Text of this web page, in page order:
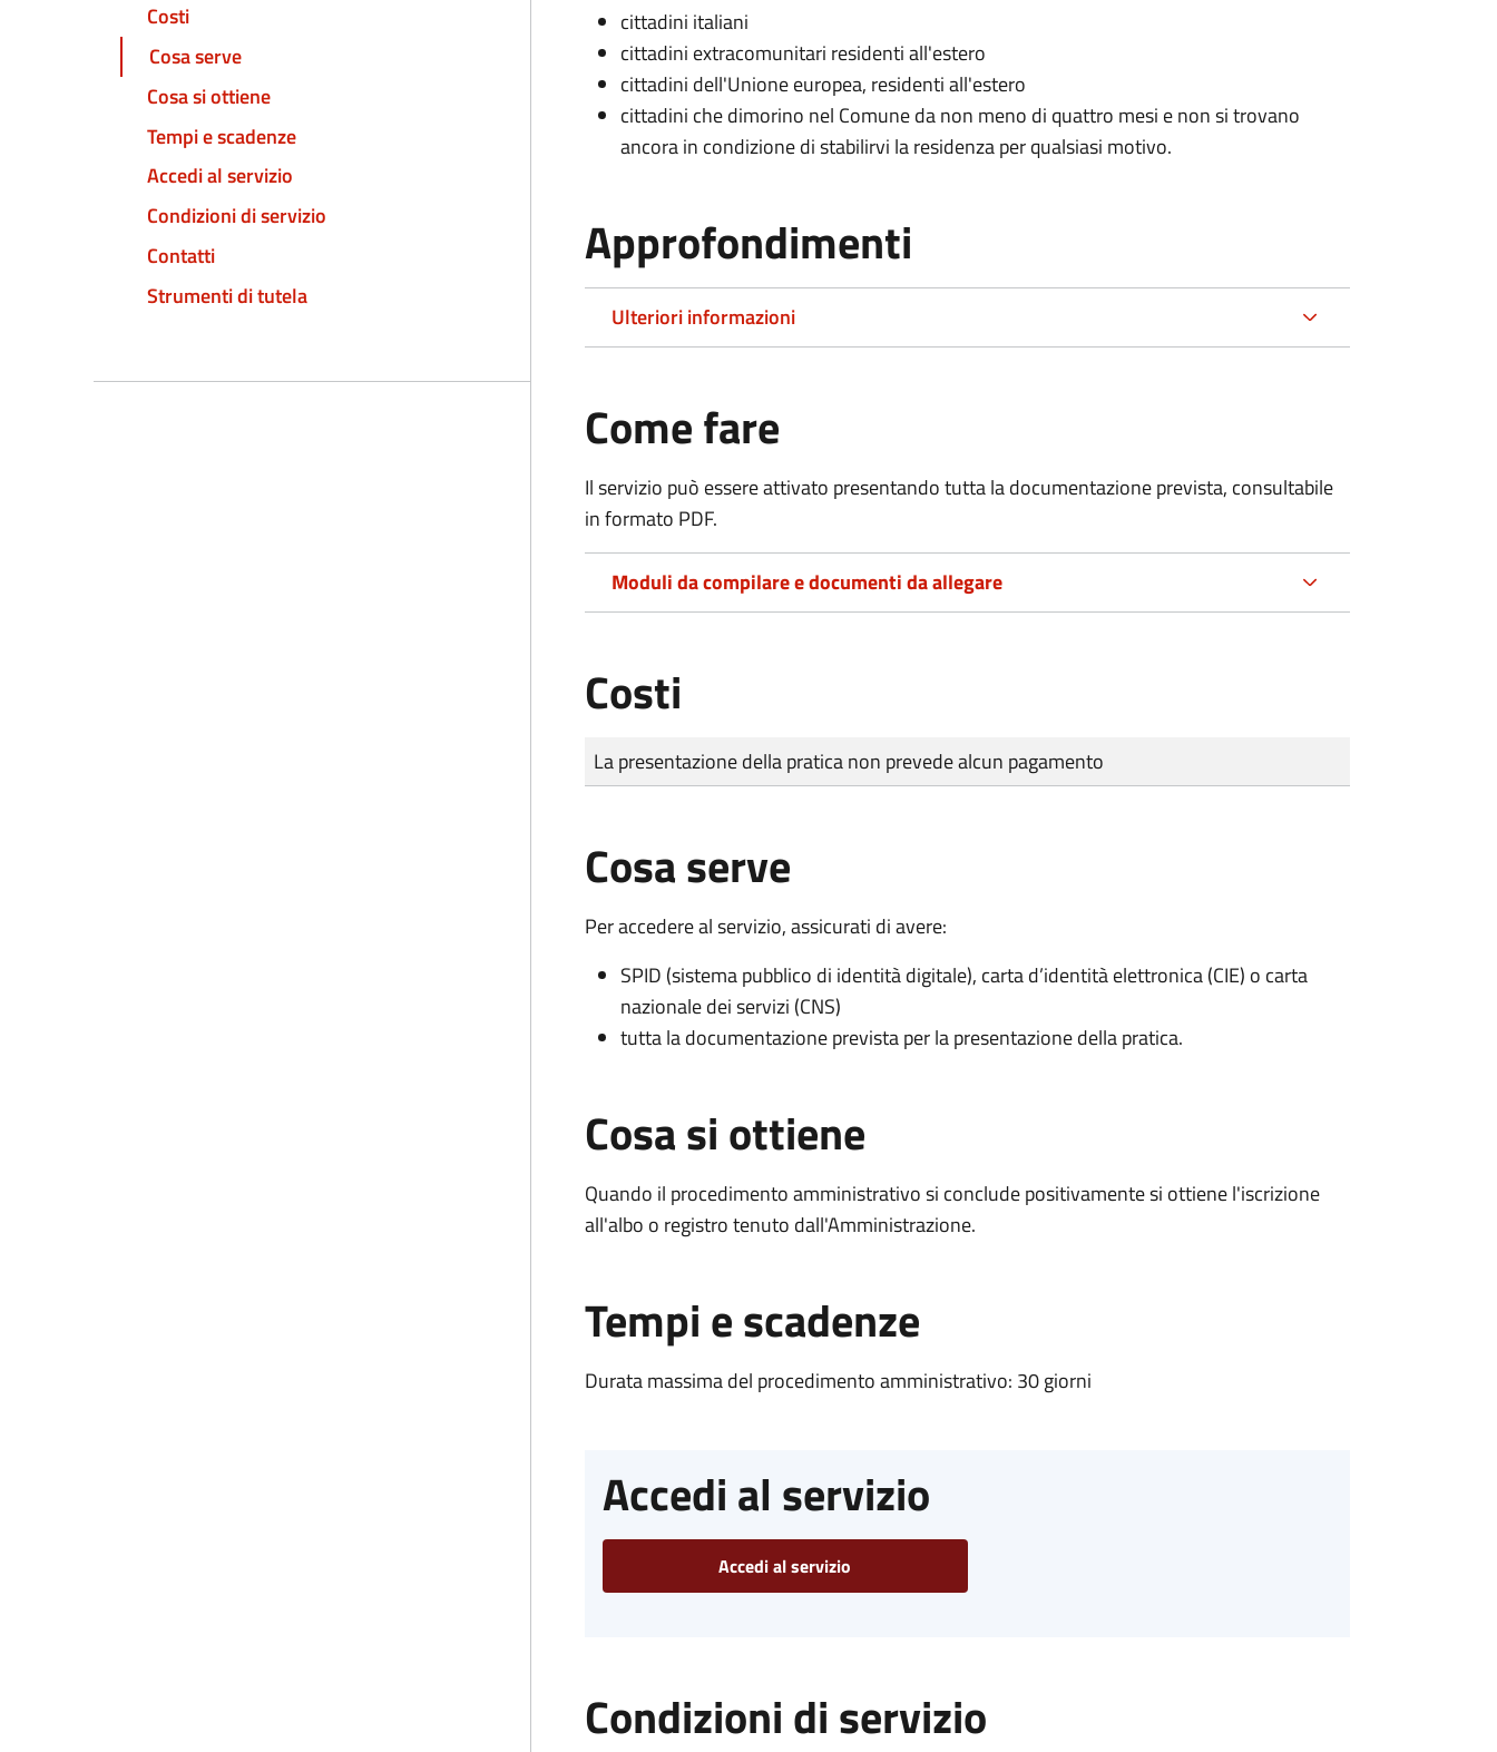
Costi
Cosa serve
Cosa si ottiene
Tempi e scadenze
Accedi al servizio
Condizioni di servizio
Contatti
Strumenti di tutela
cittadini italiani
cittadini extracomunitari residenti all'estero
cittadini dell'Unione europea, residenti all'estero
cittadini che dimorino nel Comune da non meno di quattro mesi e non si trovano
ancora in condizione di stabilirvi la residenza per qualsiasi motivo.
Approfondimenti
Ulteriori informazioni
Come fare
Il servizio può essere attivato presentando tutta la documentazione prevista, consultabile
in formato PDF.
Moduli da compilare e documenti da allegare
Costi
Tipo di pagamento
Importo
La presentazione della pratica non prevede alcun pagamento
Cosa serve
Per accedere al servizio, assicurati di avere:
SPID (sistema pubblico di identità digitale), carta d’identità elettronica (CIE) o carta
nazionale dei servizi (CNS)
tutta la documentazione prevista per la presentazione della pratica.
Cosa si ottiene
Quando il procedimento amministrativo si conclude positivamente si ottiene l'iscrizione
all'albo o registro tenuto dall'Amministrazione.
Tempi e scadenze
Durata massima del procedimento amministrativo: 30 giorni
Accedi al servizio
Accedi al servizio
Condizioni di servizio